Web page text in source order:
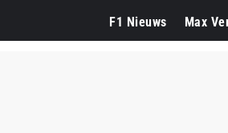
F1 Nieuws Max